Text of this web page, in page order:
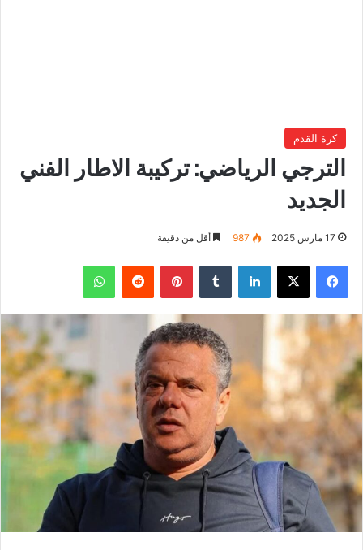
كرة القدم
الترجي الرياضي: تركيبة الاطار الفني
الجديد
17 مارس 2025 987 أقل من دقيقة
فيسبوك ‫X لينكدإن بينتيريست واتساب